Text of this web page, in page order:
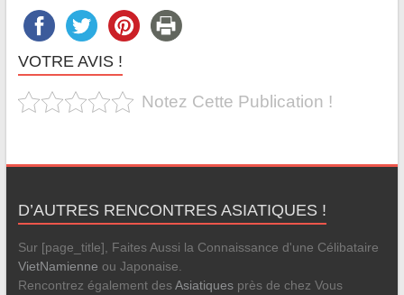
VOTRE AVIS !
Notez Cette Publication !
D’AUTRES RENCONTRES ASIATIQUES !
Sur [page_title], Faites Aussi la Connaissance d'une Célibataire
VietNamienne ou Japonaise.
Rencontrez également desAsiatiquesprès de chez Vous